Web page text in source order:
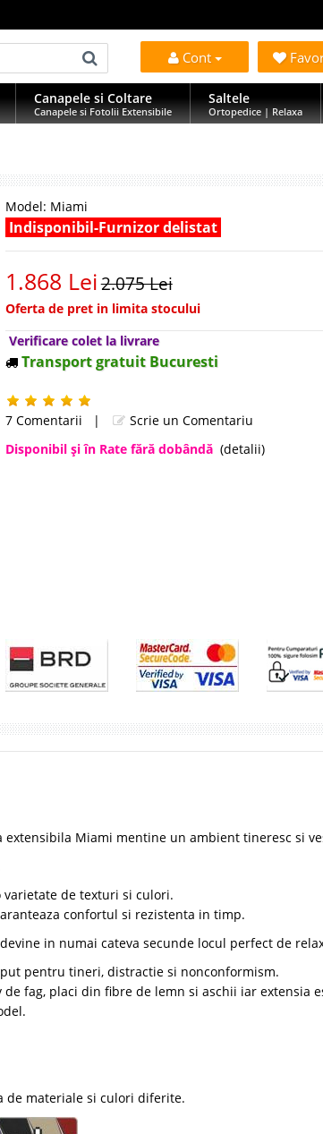
Cont
Canapele si Coltare
Canapele si Fotolii Extensibile
Saltele
Ortopedice | Relaxa
Model: Miami
Indisponibil-Furnizor delistat
1.868 Lei2.075 Lei
Oferta de pret in limita stocului
Verificare colet la livrare
Transport gratuit Bucuresti
7 Comentarii |
Scrie un Comentariu
Disponibil şi în Rate fără dobândă (detalii)
Miami mentine un ambient tineresc si
de texturi si culori.
confortul si rezistenta in timp.
in numai cateva secunde locul perfect de
pentru tineri, distractie si nonconformism.
fag, placi din fibre de lemn si aschii iar extensia
de materiale si culori diferite.